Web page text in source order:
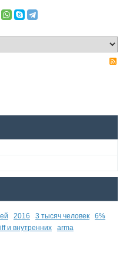
2016 3 тысяч человек
6%
и внутренних arma